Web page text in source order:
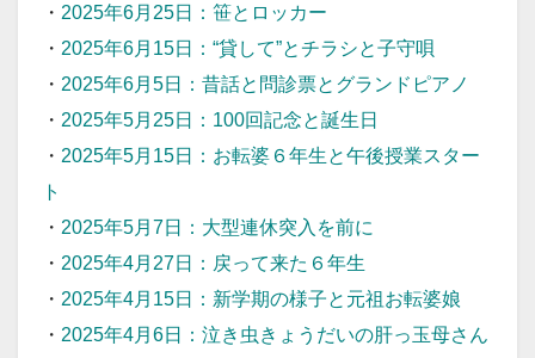
・ 2025年6月25日：笹とロッカー
・ 2025年6月15日：“貸して”とチラシと子守唄
・ 2025年6月5日：昔話と問診票とグランドピアノ
・ 2025年5月25日：100回記念と誕生日
・ 2025年5月15日：お転婆６年生と午後授業スター
ト
・ 2025年5月7日：大型連休突入を前に
・ 2025年4月27日：戻って来た６年生
・ 2025年4月15日：新学期の様子と元祖お転婆娘
・ 2025年4月6日：泣き虫きょうだいの肝っ玉母さん